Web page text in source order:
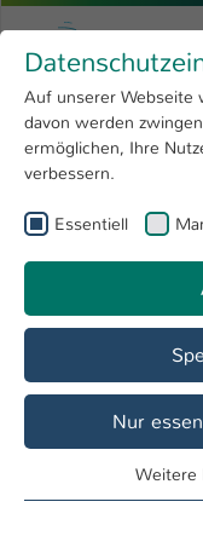
Forschung
Hochschule
International
Zum Hauptinhalt
Hochschule
Sie sind hier:
Übersicht Fakten
Elektrotechnik
Alltag!
Auf unserer Webseite
davon werden
ermöglichen, Ihre
verbessern.
Essentiell
Nur
Essentielle Cookies
Weitere